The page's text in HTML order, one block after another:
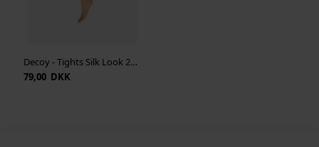
Decoy - Tights Silk Look 20Den - Sand
79,00 DKK